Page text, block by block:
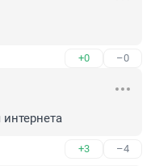
+0 –0
+3 –4